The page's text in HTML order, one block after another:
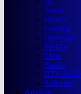
Audio
Biznes
Gaming
Hardware
Mobile
Moto
Nauka
RTV/AGD
Software
Artykuły